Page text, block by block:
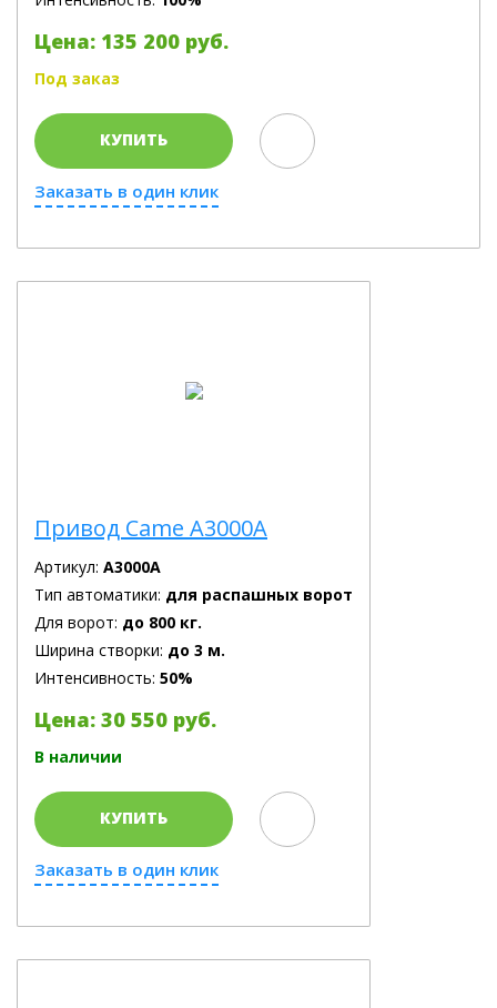
Цена: 135 200 руб.
Под заказ
КУПИТЬ
Заказать в один клик
Привод Came A3000A
Артикул: A3000A
Тип автоматики: для распашных ворот
Для ворот: до 800 кг.
Ширина створки: до 3 м.
Интенсивность: 50%
Цена: 30 550 руб.
В наличии
КУПИТЬ
Заказать в один клик